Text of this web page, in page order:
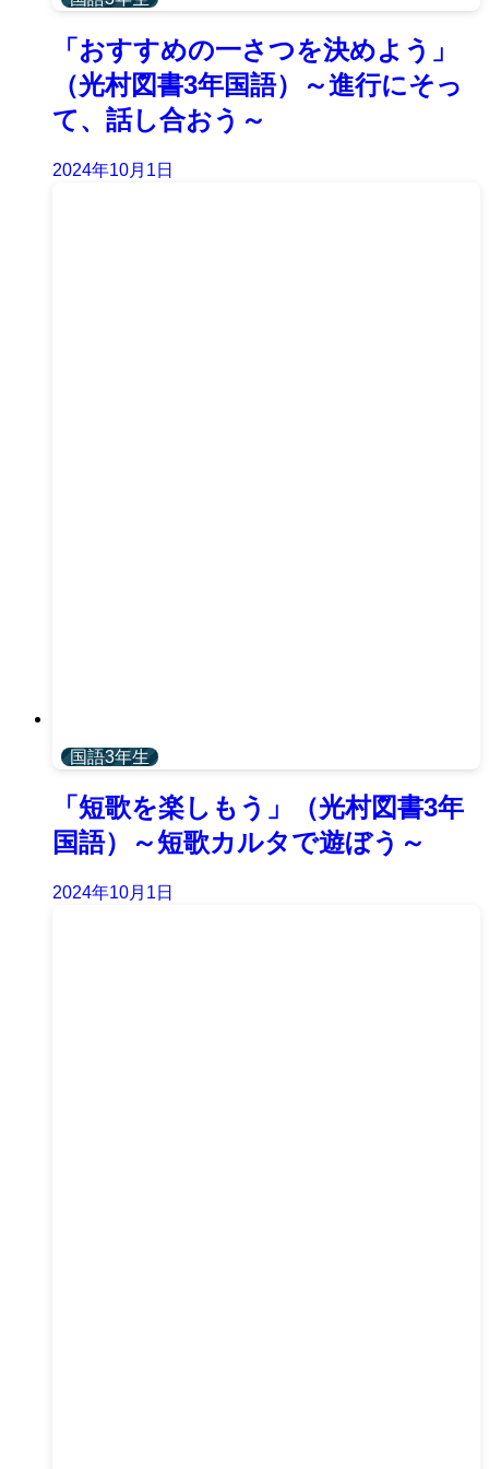
「おすすめの一さつを決めよう」
（光村図書3年国語）～進行にそっ
て、話し合おう～
2024年10月1日
国語3年生
「短歌を楽しもう」（光村図書3年
国語）～短歌カルタで遊ぼう～
2024年10月1日